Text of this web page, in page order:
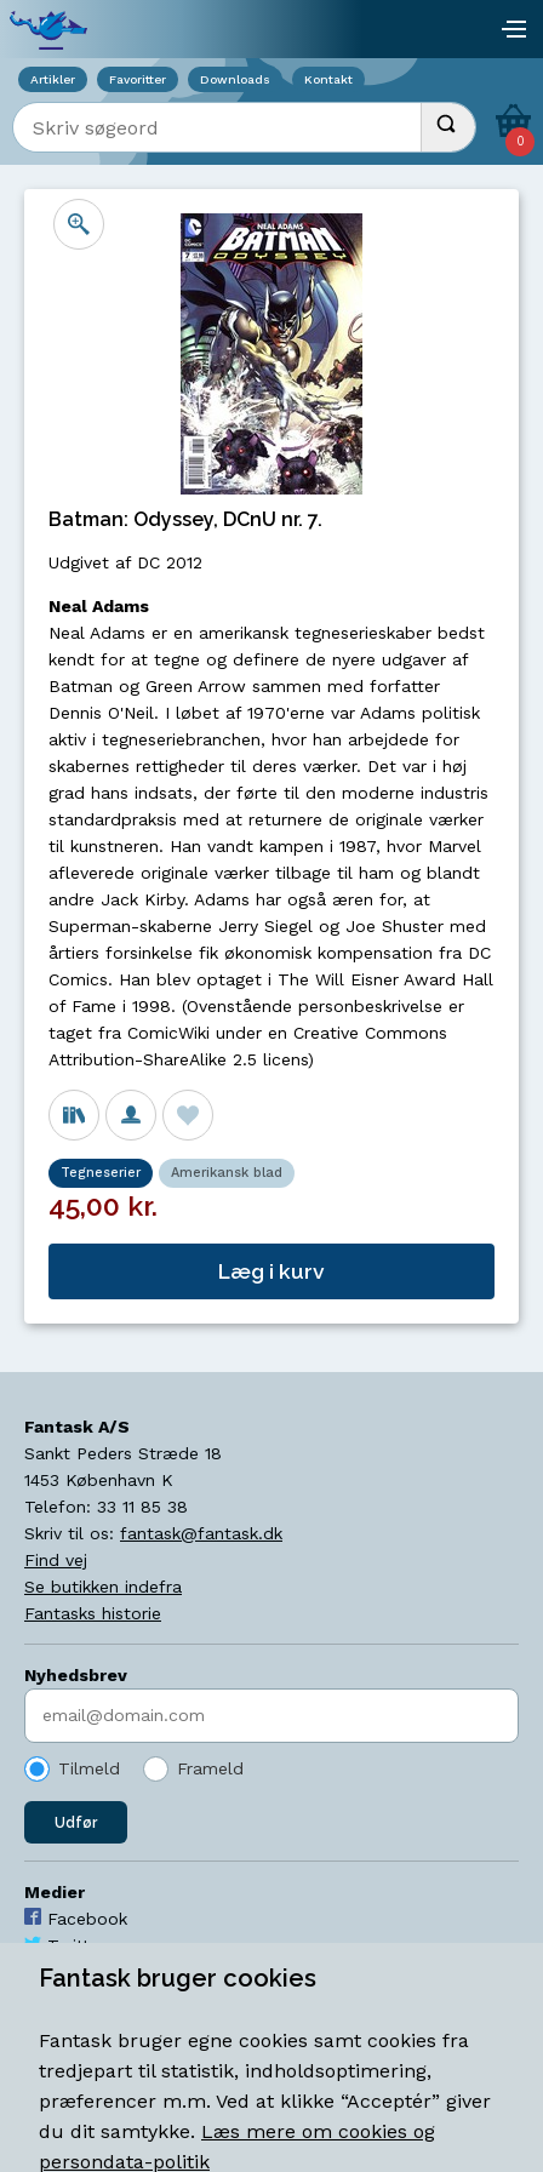
Artikler Favoritter Downloads Kontakt
Indtast søgeord Udfør søgning
0
Batman: Odyssey, DCnU nr. 7.
Udgivet af DC 2012
Neal Adams
Neal Adams er en amerikansk tegneserieskaber bedst
kendt for at tegne og definere de nyere udgaver af
Batman og Green Arrow sammen med forfatter
Dennis O'Neil. I løbet af 1970'erne var Adams politisk
aktiv i tegneseriebranchen, hvor han arbejdede for
skabernes rettigheder til deres værker. Det var i høj
grad hans indsats, der førte til den moderne industris
standardpraksis med at returnere de originale værker
til kunstneren. Han vandt kampen i 1987, hvor Marvel
afleverede originale værker tilbage til ham og blandt
andre Jack Kirby. Adams har også æren for, at
Superman-skaberne Jerry Siegel og Joe Shuster med
årtiers forsinkelse fik økonomisk kompensation fra DC
Comics. Han blev optaget i The Will Eisner Award Hall
of Fame i 1998. (Ovenstående personbeskrivelse er
taget fra ComicWiki under en Creative Commons
Attribution-ShareAlike 2.5 licens)
Tegneserier Amerikansk blad
45,00 kr.
Læg i kurv
Fantask A/S
Sankt Peders Stræde 18
1453 København K
Telefon: 33 11 85 38
Skriv til os: fantask@fantask.dk
Find vej
Se butikken indefra
Fantasks historie
Nyhedsbrev
Indtast søgeord
Tilmeld Frameld
Udfør
Medier
Facebook
Twitter
YouTube
Åbningstider
Mandag-torsdag 11-18
Fredag 11-18.30
Lørdag 11-15
Viser overlay for indkøbskurv
Fantask bruger cookies
Fantask bruger egne cookies samt cookies fra
tredjepart til statistik, indholdsoptimering,
præferencer m.m. Ved at klikke “Acceptér” giver
du dit samtykke. Læs mere om cookies og
persondata-politik